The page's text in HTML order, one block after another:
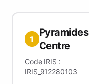
1
Pyramides
Centre
Code IRIS :
IRIS_912280103